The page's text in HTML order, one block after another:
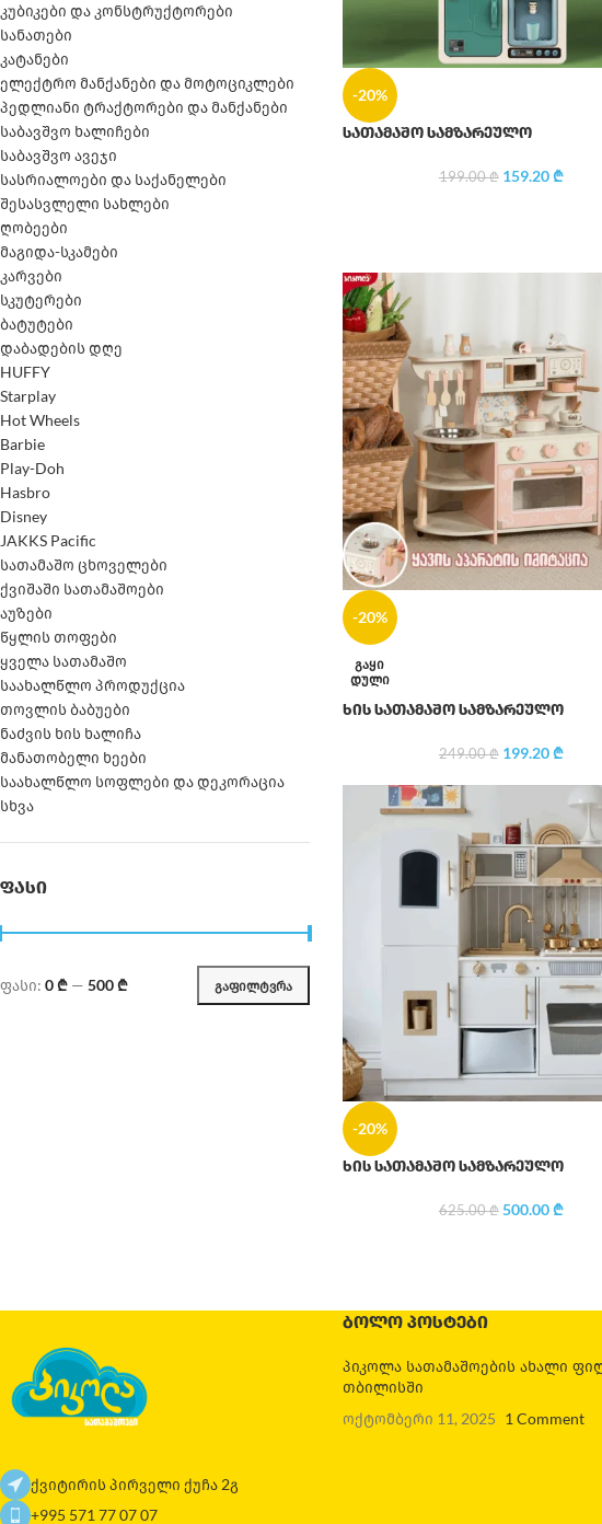
კუბიკები და კონსტრუქტორები
სანათები
კატანები
ელექტრო მანქანები და მოტოციკლები
პედლიანი ტრაქტორები და მანქანები
საბავშვო ხალიჩები
საბავშვო ავეჯი
სასრიალოები და საქანელები
შესასვლელი სახლები
ღობეები
მაგიდა-სკამები
კარვები
სკუტერები
ბატუტები
დაბადების დღე
HUFFY
Starplay
Hot Wheels
Barbie
Play-Doh
Hasbro
Disney
JAKKS Pacific
სათამაშო ცხოველები
ქვიშაში სათამაშოები
აუზები
წყლის თოფები
ყველა სათამაშო
საახალწლო პროდუქცია
თოვლის ბაბუები
ნაძვის ხის ხალიჩა
მანათობელი ხეები
საახალწლო სოფლები და დეკორაცია
სხვა
ᲤᲐᲡᲘ
ᲒᲐᲤᲘᲚᲢᲕᲠᲐ
ფასი: 0 ₾ — 500 ₾
-20%
სათამაშო სამზარეულო
199.00₾ 159.20₾
-20%
ᲒᲐᲧᲘ
ᲓᲣᲚᲘ
ხის სათამაშო სამზარეულო
249.00₾ 199.20₾
-20%
ხის სათამაშო სამზარეულო
625.00₾ 500.00₾
ქვიტირის პირველი ქუჩა 2გ
+995 571 77 07 07
ᲑᲝᲚᲝ ᲞᲝᲡᲢᲔᲑᲘ
პიკოლა სათამაშოების ახალი
თბილისში
ოქტომბერი 11, 2025 1 Comment